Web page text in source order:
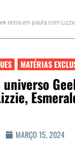
entra em pauta com
MATÉRIAS
universo
MARÇO 15, 2024